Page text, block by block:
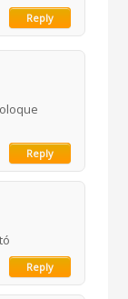
Reply
Reply
Reply